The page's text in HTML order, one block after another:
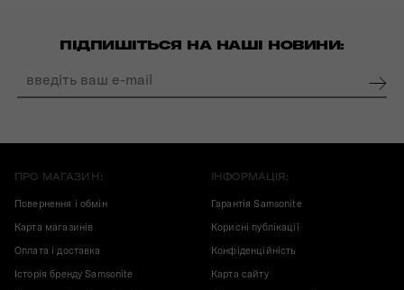
ПІДПИШІТЬСЯ НА НАШІ НОВИНИ:
ПРО МАГАЗИН:
Повернення і обмін
Карта магазинів
Оплата і доставка
Історія бренду Samsonite
ІНФОРМАЦІЯ:
Гарантія Samsonite
Корисні публікації
Конфіденційність
Карта сайту